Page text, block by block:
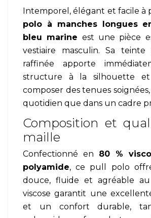
Intemporel, élégant et facile à
polo à manches longues
bleu marine est une pièce
vestiaire masculin. Sa
raffinée apporte
structure à la silhouette
composer des tenues
quotidien que dans un cadre
Composition et
maille
Confectionné en 80 %
polyamide, ce pull polo
douce, fluide et agréable
viscose garantit une
et un confort durable,